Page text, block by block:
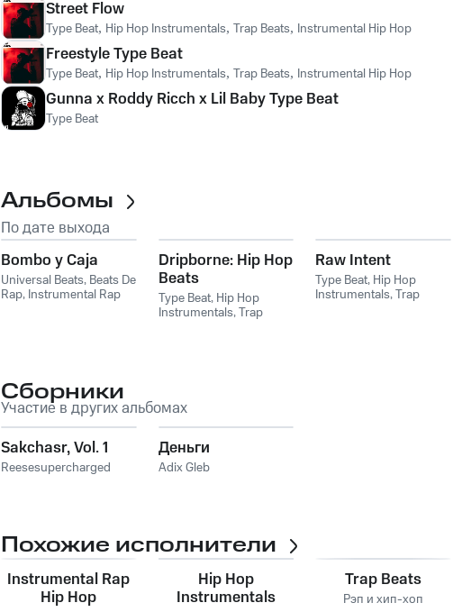
Street Flow
Type Beat, Hip Hop Instrumentals, Trap Beats, Instrumental Hip Hop
Freestyle Type Beat
Type Beat, Hip Hop Instrumentals, Trap Beats, Instrumental Hip Hop
Gunna x Roddy Ricch x Lil Baby Type Beat
Type Beat
Альбомы
По дате выхода
Bombo y Caja
Universal Beats, Beats De
Rap, Instrumental Rap
Dripborne: Hip Hop
Beats
Instrumentals
Type Beat, Hip Hop
Instrumentals,Trap
Raw Intent
Type Beat, Hip Hop
Instrumentals,Trap
Сборники
Участие в других альбомах
Sakchasr, Vol. 1
Reesesupercharged
Деньги
Adix Gleb
Похожие исполнители
Instrumental Rap
Hip Hop
Hip Hop
Instrumentals
Trap Beats
Рэп и хип-хоп